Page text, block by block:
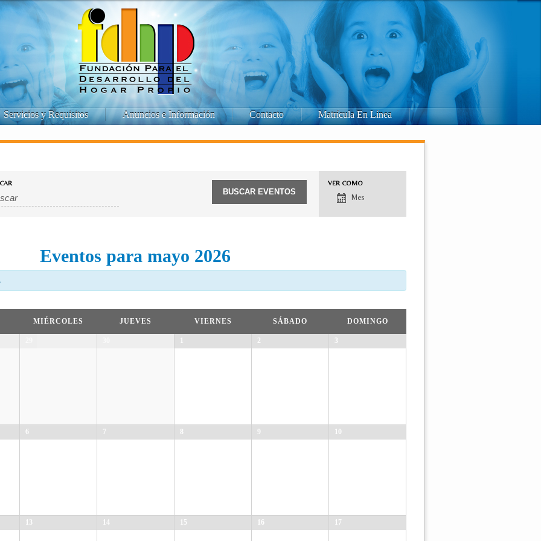
Servicios y Requisitos Anuncios e Información Contacto Matrícula En Línea
Navegación
entre
vistas
de
VER COMO
Mes
Eventos para mayo 2026
MIÉRCOLES JUEVES VIERNES SÁBADO DOMINGO
1 2 3
6 7 8 9 10
13 14 15 16 17